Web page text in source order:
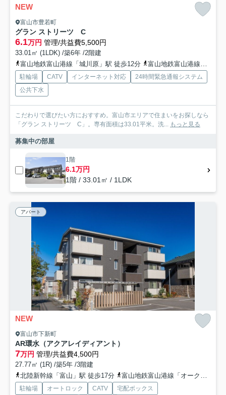
NEW
富山市豊若町
グラン ストリーツ C
6.1万円 管理/共益費5,500円
33.01㎡ (1LDK) /築6年 /2階建
富山地鉄富山港線「城川原」駅 徒歩12分
富山地鉄富山港線「犬島新町」駅 徒歩14分
駐輪場 CATV インターネット対応
24時間緊急通報システム
公共下水
こだわりで選びたい方におすすめ。富山市エリアで住まいをお探しなら
「グラン ストリーツ C」。専有面積は33.01平米。洗... もっと見る
募集中の部屋
1階
6.1万円
1階 / 33.01㎡ / 1LDK
アパート
NEW
富山市下新町
AR環水（アクアレイディアント）
7万円 管理/共益費4,500円
27.77㎡ (1R) /築5年 /3階建
北陸新幹線「富山」駅 徒歩17分
富山地鉄富山港線「オークスホテル富山前」駅 徒歩14分
駐輪場 オートロック CATV
宅配ボックス